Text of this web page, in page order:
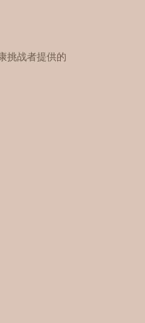
挑战者提供的